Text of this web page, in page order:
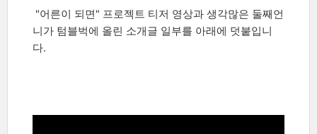
"어른이 되면" 프로젝트 티저 영상과 생각많은 둘째언
니가 텀블벅에 올린 소개글 일부를 아래에 덧붙입니
다.